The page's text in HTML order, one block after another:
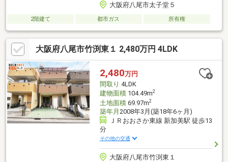
大阪府八尾市太子堂５
2階建て 都市ガス 所有権
大阪府八尾市竹渕東１ 2,480万円 4LDK
2,480万円
間取り 4LDK
建物面積104.49m2
土地面積69.97m2
築年月 2008年3月(築18年6ヶ月)
ＪＲおおさか東線 新加美駅 徒歩13
分
その他の交通
大阪府八尾市竹渕東１